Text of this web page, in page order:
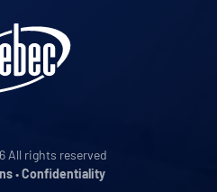
All rights reserved
•Confidentiality